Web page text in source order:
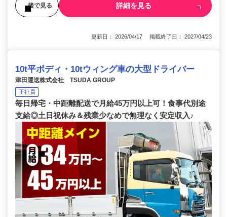
後で見る 詳細を見る
更新日： 2026/04/17 掲載終了日： 2027/04/23
10t平ボディ・10tウィング車の大型ドライバー
津田運送株式会社 TSUDA GROUP
正社員
毎日帰宅・中距離配送で月給45万円以上可！食事代別途
支給◎土日祝休み＆残業少なめで無理なく安定収入♪